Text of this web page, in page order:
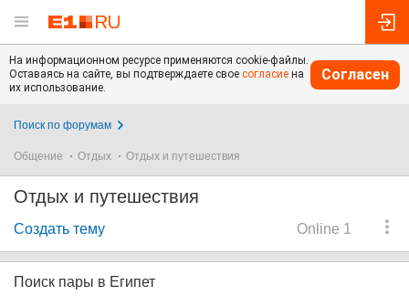
На информационном ресурсе применяются cookie-файлы.
Оставаясь на сайте, вы подтверждаете свое согласие на
их использование.
Согласен
Поиск по форумам
Общение Отдых Отдых и путешествия
Отдых и путешествия
Online 1
Создать тему
Поиск пары в Египет